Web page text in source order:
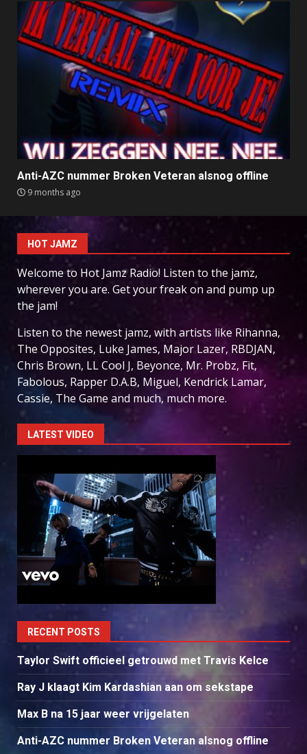
Anti-AZC nummer Broken Veteran alsnog offline
9 months ago
HOT JAMZ
Welcome to Hot Jamz Radio! Listen to the jamz,
wherever you are. Get your freak on and pump up
the jam!
Listen to the newest jamz, with artists like Rihanna,
The Opposites, Luke James, Major Lazer, RBDJAN,
Chris Brown, LL Cool J, Beyonce, Mr. Probz, Fit,
Fabolous, Rapper D.A.B, Miguel, Kendrick Lamar,
Cassie, The Game and much, much more.
LATEST VIDEO
RECENT POSTS
Taylor Swift officieel getrouwd met Travis Kelce
Ray J klaagt Kim Kardashian aan om sekstape
Max B na 15 jaar weer vrijgelaten
Anti-AZC nummer Broken Veteran alsnog offline